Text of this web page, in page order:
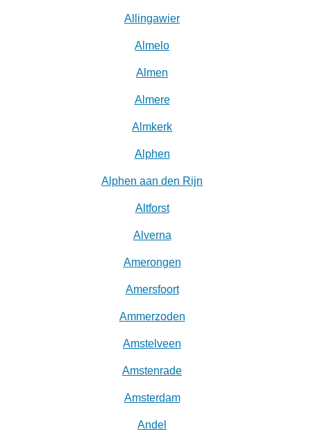
Allingawier
Almelo
Almen
Almere
Almkerk
Alphen
Alphen aan den Rijn
Altforst
Alverna
Amerongen
Amersfoort
Ammerzoden
Amstelveen
Amstenrade
Amsterdam
Andel